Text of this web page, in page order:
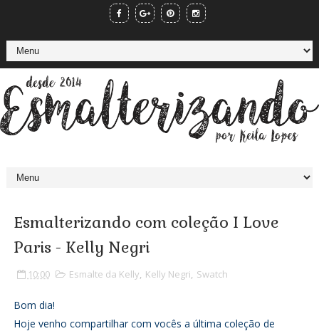
Esmalterizando com coleção I Love
Paris - Kelly Negri
10:00 Esmalte da Kelly, Kelly Negri, Swatch
Bom dia!
Hoje venho compartilhar com vocês a última coleção de